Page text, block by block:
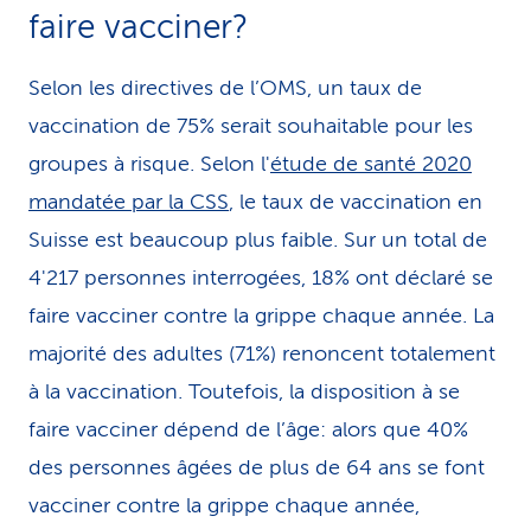
faire vacciner?
Selon les directives de l’OMS, un taux de
vaccination de 75% serait souhaitable pour les
groupes à risque. Selon l'étude de santé 2020
mandatée par la CSS, le taux de vaccination en
Suisse est beaucoup plus faible. Sur un total de
4'217 personnes interrogées, 18% ont déclaré se
faire vacciner contre la grippe chaque année. La
majorité des adultes (71%) renoncent totalement
à la vaccination. Toutefois, la disposition à se
faire vacciner dépend de l’âge: alors que 40%
des personnes âgées de plus de 64 ans se font
vacciner contre la grippe chaque année,